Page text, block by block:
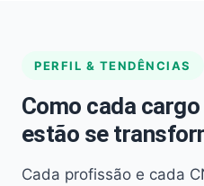
PERFIL & TENDÊNCIAS
Como cada
estão se
Cada profissão e cada